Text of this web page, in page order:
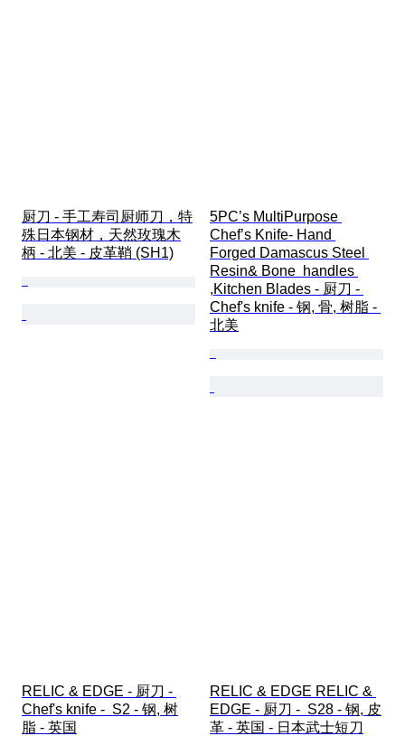
厨刀 - 手工寿司厨师刀，特
殊日本钢材，天然玫瑰木
柄 - 北美 - 皮革鞘 (SH1)
5PC’s MultiPurpose
Chef’s Knife- Hand
Forged Damascus Steel
Resin& Bone  handles
,Kitchen Blades - 厨刀 -
Chef's knife - 钢, 骨, 树脂 -
北美
RELIC & EDGE - 厨刀 -
Chef's knife -  S2 - 钢, 树
脂 - 英国
RELIC & EDGE RELIC &
EDGE - 厨刀 -  S28 - 钢, 皮
革 - 英国 - 日本武士短刀